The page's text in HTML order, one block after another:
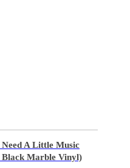
Need A Little Music
Marble Vinyl)